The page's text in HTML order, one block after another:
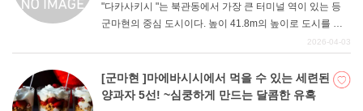
한국어
"다카사키시 "는 북관동에서 가장 큰 터미널 역이 있는 등
군마현의 중심 도시이다. 높이 41.8m의 높이로 도시를 내
려다보고 있는 백의대관음( ") ", 수국이 유명한 "청수사(세
많아 군마 관광의 거점으로 삼는 사람도 많은 곳이다. 이번
에는 그런 다카사키시에 있는 '카페'를 정리해 보았다. 다카
사키역에서 걸어서 갈 수 있고, 점심도 디저트도 맛있는 가
2026-04-03
[군마현 ]마에바시시에서 먹을 수 있는 세련된
양과자 5선! ~심쿵하게 만드는 달콤한 유혹